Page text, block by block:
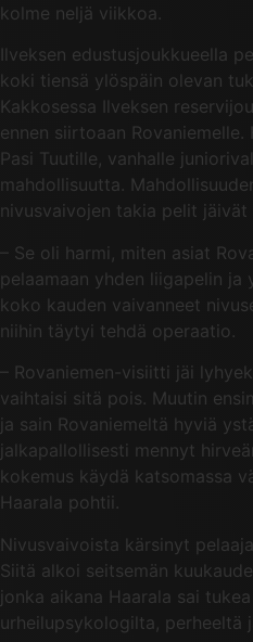
kolme neljä viikkoa.
Ilveksen edustusjoukkueella
koki tiensä ylöspäin olevan
Kakkosessa Ilveksen
ennen siirtoaan
Pasi Tuutille, vanhalle
mahdollisuutta.
nivusvaivojen takia pelit jäivät
– Se oli harmi, miten asiat
pelaamaan yhden liigapelin ja
koko kauden vaivanneet
niihin täytyi tehdä operaatio.
– Rovaniemen-visiitti jäi
vaihtaisi sitä pois. Muutin
ja sain Rovaniemeltä hyviä
jalkapallollisesti mennyt
kokemus käydä katsomassa
Haarala pohtii.
Nivusvaivoista kärsinyt
Siitä alkoi seitsemän
jonka aikana Haarala sai
urheilupsykologilta, perheeltä